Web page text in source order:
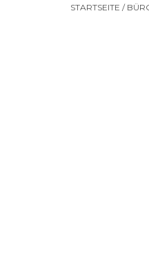
STARTSEITE /